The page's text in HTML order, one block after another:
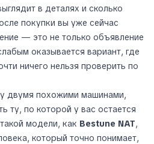
в деталях и сколько
покупки вы уже сейчас
— это не только объявление
оказывается вариант, где
ничего нельзя проверить по
двумя похожими машинами,
ту, по которой у вас остается
модели, как Bestune NAT,
который точно понимает,